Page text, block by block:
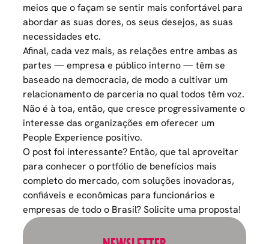
meios que o façam se sentir mais confortável para
abordar as suas dores, os seus desejos, as suas
necessidades etc.
Afinal, cada vez mais, as relações entre ambas as
partes — empresa e público interno — têm se
baseado na democracia, de modo a cultivar um
relacionamento de parceria no qual todos têm voz.
Não é à toa, então, que cresce progressivamente o
interesse das organizações em oferecer um
People Experience positivo.
O post foi interessante? Então, que tal aproveitar
para conhecer o portfólio de benefícios mais
completo do mercado, com soluções inovadoras,
confiáveis e econômicas para funcionários e
empresas de todo o Brasil?Solicite uma proposta!